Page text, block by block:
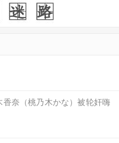
奈（桃乃木かな）被轮奸嗨